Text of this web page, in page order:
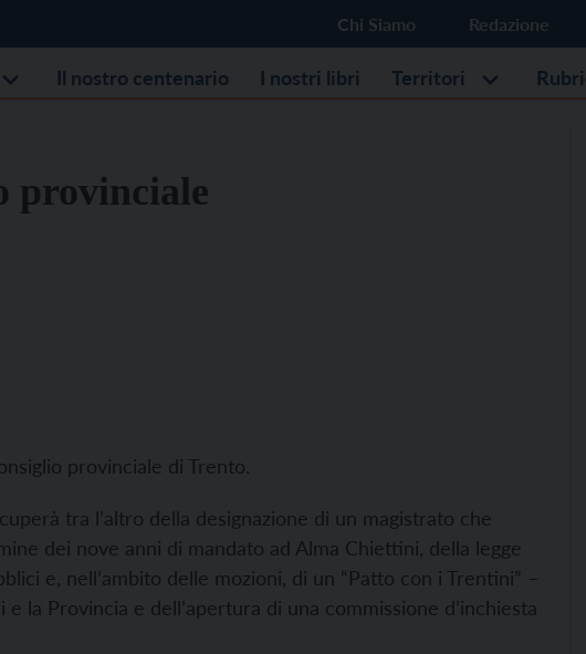
Chi Siamo Redazione
Il nostro centenario I nostri libri Territori
provinciale
provinciale di Trento.
tra l’altro della designazione di un magistrato che
dei nove anni di mandato ad Alma Chiettini, della legge
e, nell’ambito delle mozioni, di un “Patto con i Trentini” –
la Provincia e dell’apertura di una commissione d’inchiesta